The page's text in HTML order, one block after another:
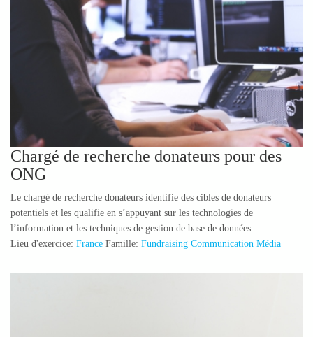
Chargé de recherche donateurs pour des
ONG
Le chargé de recherche donateurs identifie des cibles de donateurs
potentiels et les qualifie en s’appuyant sur les technologies de
l’information et les techniques de gestion de base de données.
Lieu d'exercice: France Famille: Fundraising Communication Média